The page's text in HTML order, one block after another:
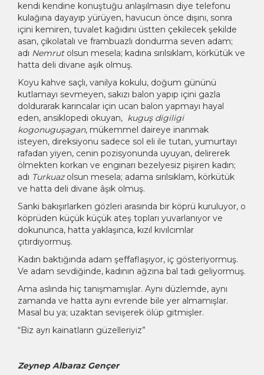
kendi kendine konuştuğu anlaşılmasın diye telefonu
kulağına dayayıp yürüyen, havucun önce dışını, sonra
içini kemiren, tuvalet kağıdını üstten çekilecek şekilde
asan, çikolatalı ve frambuazlı dondurma seven adam;
adı Nemrut olsun mesela; kadına sırılsıklam, körkütük ve
hatta deli divane aşık olmuş.
Koyu kahve saçlı, vanilya kokulu, doğum gününü
kutlamayı sevmeyen, sakızı balon yapıp içini gazla
doldurarak karıncalar için ucan balon yapmayı hayal
eden, ansiklopedi okuyan, kuguş digiligi
kogonuguşagan, mükemmel daireye inanmak
isteyen, direksiyonu sadece sol eli ile tutan, yumurtayı
rafadan yiyen, cenin pozisyonunda uyuyan, delirerek
ölmekten korkan ve enginarı bezelyesiz pişiren kadın;
adı Turkuazolsun mesela; adama sırılsıklam, körkütük
ve hatta deli divane âşık olmuş.
Sanki bakışırlarken gözleri arasında bir köprü kuruluyor, o
köprüden küçük küçük ateş topları yuvarlanıyor ve
dokununca, hatta yaklaşınca, kızıl kıvılcımlar
çıtırdıyormuş.
Kadın baktığında adam şeffaflaşıyor, iç gösteriyormuş.
Ve adam sevdiğinde, kadının ağzına bal tadı geliyormuş.
Ama aslında hiç tanışmamışlar. Aynı düzlemde, aynı
zamanda ve hatta aynı evrende bile yer almamışlar.
Masal bu ya; uzaktan sevişerek ölüp gitmişler.
“Biz ayrı kainatların güzelleriyiz”
Zeynep Albaraz Gençer